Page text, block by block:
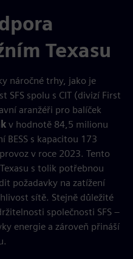
Texasu
náročné trhy, jako je
SFS spolu s CIT (divizí First
aranžéři pro balíček
v hodnotě 84,5 milionu
BESS s kapacitou 173
v roce 2023. Tento
s tolik potřebnou
požadavky na zatížení
sítě. Stejně důležité
společnosti SFS –
energie a zároveň přináší